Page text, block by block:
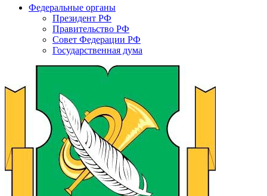
Федеральные органы
Президент РФ
Правительство РФ
Совет Федерации РФ
Государственная дума